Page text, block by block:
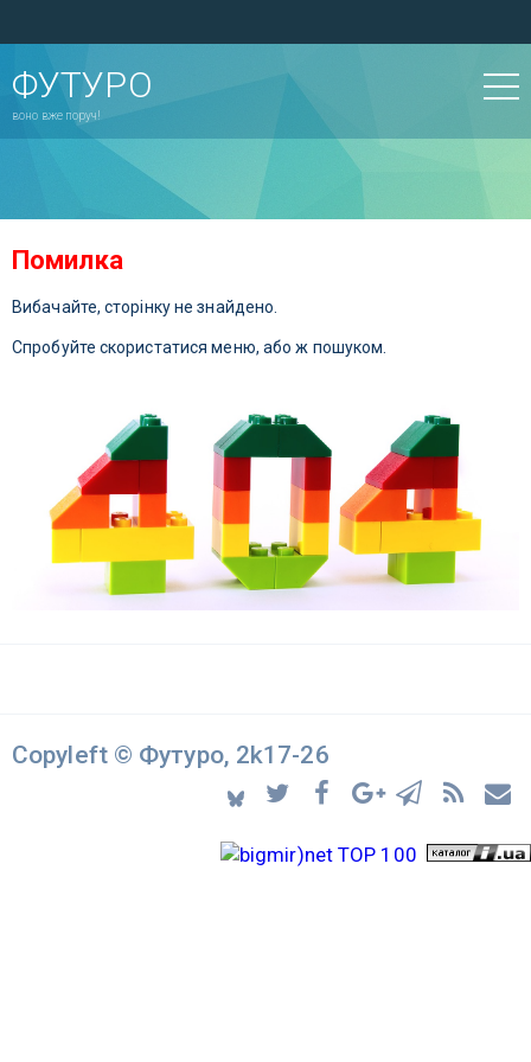
ФУТУРО
воно вже поруч!
Помилка
Вибачайте, сторінку не знайдено.
Спробуйте скористатися меню, або ж пошуком.
Copyleft © Футуро, 2k17-26